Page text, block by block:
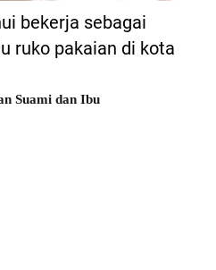
bekerja sebagai
ruko pakaian di kota
Suami dan Ibu